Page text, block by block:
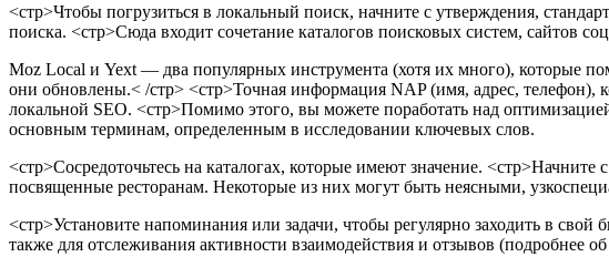
<стр>Чтобы погрузиться в локальный поиск, начните с утверждения,
поиска. <стр>Сюда входит сочетание каталогов поисковых систем, сайтов
Moz Local и Yext — два популярных инструмента (хотя их много), которые
они обновлены.< /стр> <стр>Точная информация NAP (имя, адрес, телефон),
локальной SEO. <стр>Помимо этого, вы можете поработать над
основным терминам, определенным в исследовании ключевых слов.
<стр>Сосредоточьтесь на каталогах, которые имеют значение. <стр>Начните
посвященные ресторанам. Некоторые из них могут быть неясными,
<стр>Установите напоминания или задачи, чтобы регулярно заходить в
также для отслеживания активности взаимодействия и отзывов (подробнее